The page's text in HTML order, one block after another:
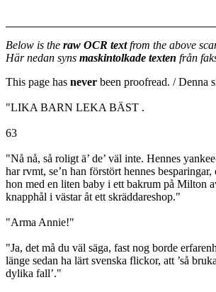
Below is the raw OCR textfrom the above
Här nedan syns maskintolkade texten från
This page has never been proofread. / Denna
"LIKA BARN LEKA BÄST .
63
"Nå nå, så roligt ä’ de’ väl inte. Hennes
har rvmt, se’n han förstört hennes
hon med en liten baby i ett bakrum på Milton
knapphål i västar åt ett skräddareshop."
"Arma Annie!"
"Ja, det må du väl säga, fast nog borde
länge sedan ha lärt svenska flickor, att ’så
dylika fall’."